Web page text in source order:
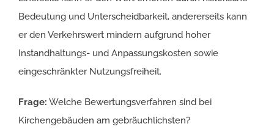
Bedeutung und Unterscheidbarkeit, andererseits kann
er den Verkehrswert mindern aufgrund hoher
Instandhaltungs- und Anpassungskosten sowie
eingeschränkter Nutzungsfreiheit.
Frage: Welche Bewertungsverfahren sind bei
Kirchengebäuden am gebräuchlichsten?